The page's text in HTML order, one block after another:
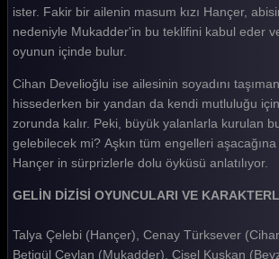
Gelin 93. Bölüm
Gelin 92. Bölüm
Gelin 90. Bölüm
Gelin 89. Bölüm
Gelin 88. Bölüm
Gelin 87. Bölüm
Gelin 86. Bölüm
ister. Fakir bir ailenin masum kızı Hançer,
nedeniyle Mukadder'in bu teklifini kabul eder
oyunun içinde bulur.
Cihan Develioğlu ise ailesinin soyadını
hissederken bir yandan da kendi mutluluğu
zorunda kalır. Peki, büyük yalanlarla kurulan
gelebilecek mi? Aşkın tüm engelleri
Hançer in sürprizlerle dolu öyküsü anlatılıyor.
GELİN DİZİSİ OYUNCULARI VE
Talya Çelebi (Hançer), Cenay Türksever
Betigül Ceylan (Mukadder), Çisel Kuşkan